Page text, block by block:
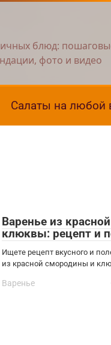
блюд:
фото и видео
Салаты на любой
Варенье из
клюквы: рецепт и
Ищете рецепт вкусного и
из красной смородины и
Варенье